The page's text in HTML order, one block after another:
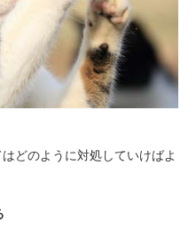
どのように対処していけばよ
ンロード済みの方
開く